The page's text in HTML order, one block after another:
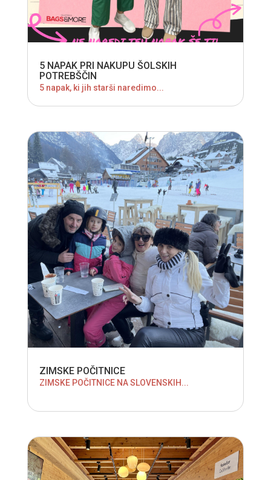
5 NAPAK PRI NAKUPU ŠOLSKIH
POTREBŠČIN
5 napak, ki jih starši naredimo...
ZIMSKE POČITNICE
ZIMSKE POČITNICE NA SLOVENSKIH...